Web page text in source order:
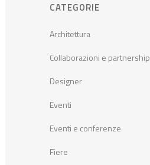
CATEGORIE
Architettura
Collaborazioni e partnership
Designer
Eventi
Eventi e conferenze
Fiere